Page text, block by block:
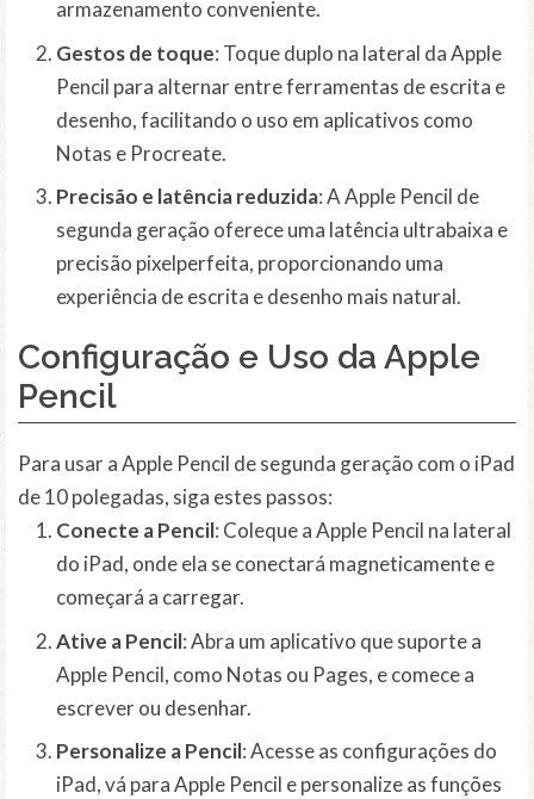
armazenamento conveniente.
Gestos de toque: Toque duplo na lateral da Apple
Pencil para alternar entre ferramentas de escrita e
desenho, facilitando o uso em aplicativos como
Notas e Procreate.
Precisão e latência reduzida: A Apple Pencil de
segunda geração oferece uma latência ultrabaixa e
precisão pixelperfeita, proporcionando uma
experiência de escrita e desenho mais natural.
Configuração e Uso da Apple
Pencil
Para usar a Apple Pencil de segunda geração com o iPad
de 10 polegadas, siga estes passos:
Conecte a Pencil: Coleque a Apple Pencil na lateral
do iPad, onde ela se conectará magneticamente e
começará a carregar.
Ative a Pencil: Abra um aplicativo que suporte a
Apple Pencil, como Notas ou Pages, e comece a
escrever ou desenhar.
Personalize a Pencil: Acesse as configurações do
iPad, vá para Apple Pencil e personalize as funções